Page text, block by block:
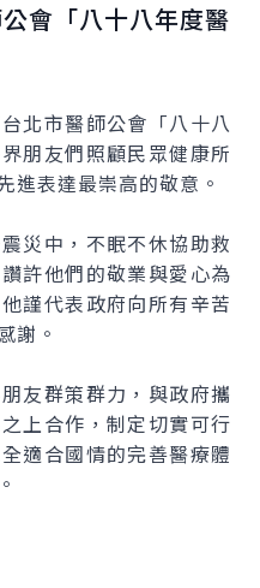
會「八十八年度醫
市醫師公會「八十八
朋友們照顧民眾健康所
進表達最崇高的敬意。
中，不眠不休協助救
許他們的敬業與愛心為
謹代表政府向所有辛苦
謝。
群策群力，與政府攜
上合作，制定切實可行
適合國情的完善醫療體